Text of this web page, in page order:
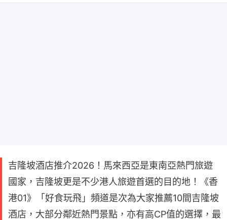
吉隆坡酒店推介2026！馬來西亞是東南亞熱門旅遊
國家，吉隆坡更是不少港人旅遊首選的目的地！《香
港01》「好食玩飛」頻道是次為大家推薦10間吉隆坡
酒店，大部分鄰近熱門景點，亦有高CP值的選擇，最